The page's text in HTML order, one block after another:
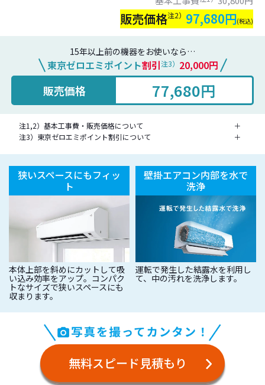
販売価格注2） 97,680円(税込)
15年以上前の機器をお使いなら…
東京ゼロエミポイント割引注3） 20,000円
販売価格 77,680円
注1,2）基本工事費・販売価格について
＋
注3）東京ゼロエミポイント割引について
＋
狭いスペースにもフィッ
ト
本体上部を斜めにカットして吸
い込み効率をアップ。コンパク
トなサイズで狭いスペースにも
収まります。
壁掛エアコン内部を水で
洗浄
運転で発生した結露水を利用し
て、中の汚れを洗浄します。
無料スピード見積もり